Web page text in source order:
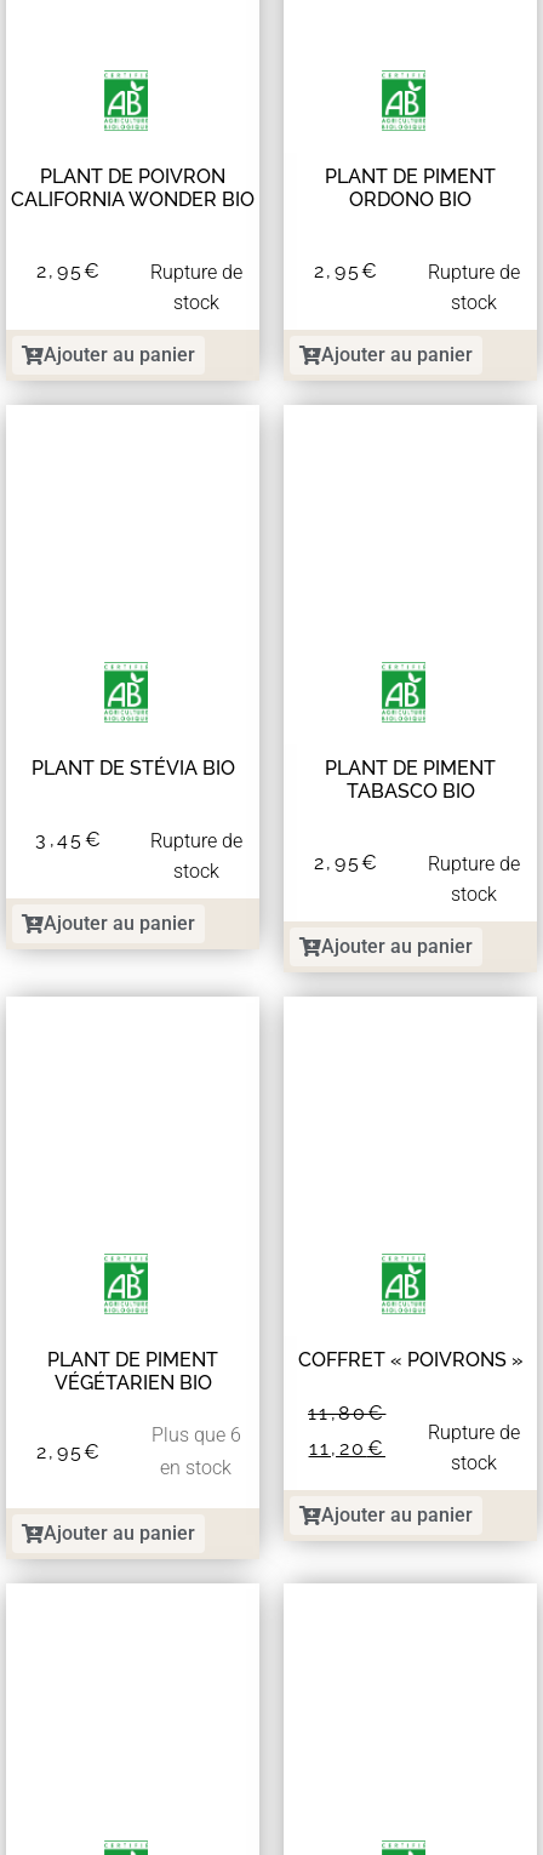
PLANT DE POIVRON
CALIFORNIA WONDER BIO
2,95€
Rupture de
stock
Ajouter au panier
PLANT DE PIMENT
ORDONO BIO
2,95€
Rupture de
stock
Ajouter au panier
PLANT DE STÉVIA BIO
3,45€
Rupture de
stock
Ajouter au panier
PLANT DE PIMENT
TABASCO BIO
2,95€
Rupture de
stock
Ajouter au panier
PLANT DE PIMENT
VÉGÉTARIEN BIO
2,95€
Plus que 6
en stock
Ajouter au panier
COFFRET « POIVRONS »
11,80€
11,20 €
Rupture de
stock
Ajouter au panier